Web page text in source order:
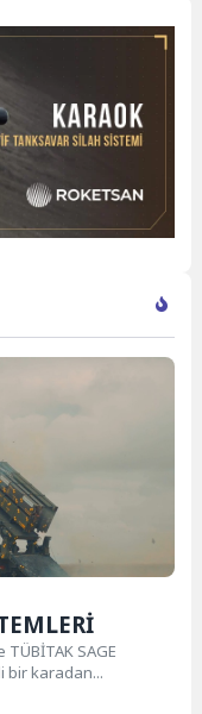
TÜBİTAK SAGE
bir karadan...